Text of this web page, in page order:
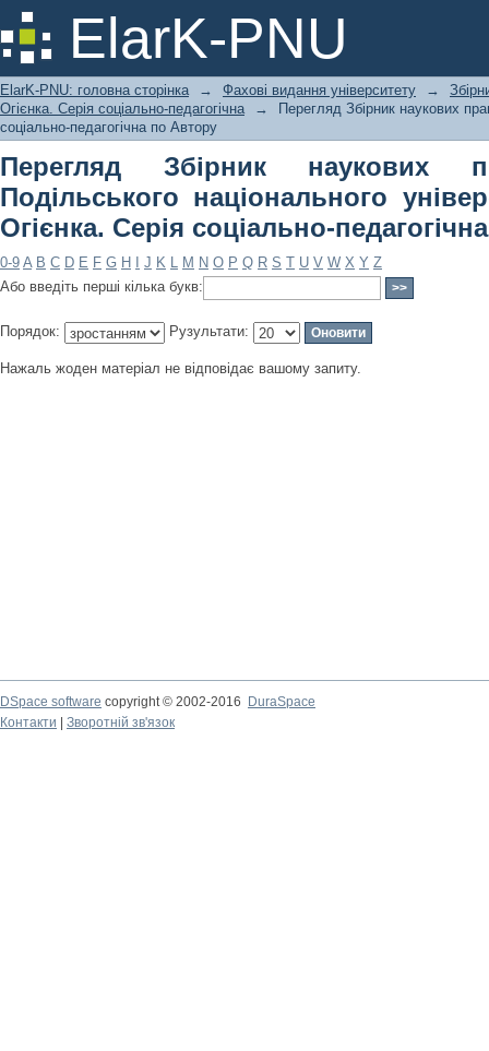
ElarK-PNU
Перегляд Збірник наукових
університету імені Івана Огієнка.
ElarK-PNU: головна сторінка → Фахові видання університету →
Огієнка. Серія соціально-педагогічна
→
Перегляд Збірник наукових
соціально-педагогічна по Автору
Перегляд Збірник наукових
Подільського національного
Огієнка. Серія соціально-
0-9 A B C D E F G H J K L M N O P Q R S T U V W X Y Z
Або введіть перші кілька букв:
Порядок: Рузультати:
Нажаль жоден матеріал не відповідає вашому запиту.
DSpace software copyright © 2002-2016
DuraSpace
Контакти
Зворотній зв'язок